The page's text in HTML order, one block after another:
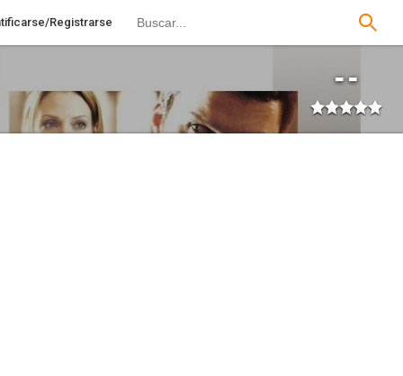
Registrarse
--